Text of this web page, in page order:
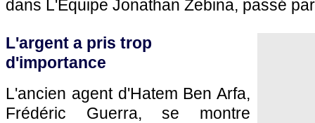
dans L'Equipe Jonathan Zebina, passé
L'argent a pris trop
d'importance
L'ancien agent d'Hatem Ben Arfa,
Frédéric Guerra, se montre